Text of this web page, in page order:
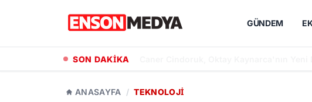
GÜNDEM
SON DAKİKA
ANASAYFA / TEKNOLOJI